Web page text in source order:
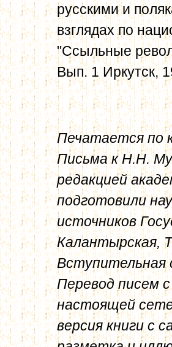
русскими и
взглядах по
"Ссыльные
Вып. 1 Иркутск,
Печатается по
Письма к Н.Н.
редакцией
подготовили
источников
Калантырская,
Перевод писем
настоящей
версия книги с